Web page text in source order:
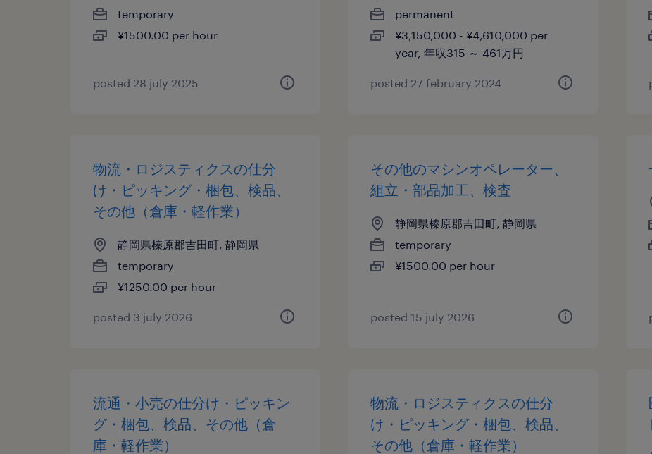
temporary
¥1500.00 per hour
posted 28 july 2025
permanent
¥3,150,000 - ¥4,610,000 per
year, 年収315 ～ 461万円
posted 27 february 2024
物流・ロジスティクスの仕分
け・ピッキング・梱包、検品、
その他（倉庫・軽作業）
静岡県榛原郡吉田町, 静岡県
temporary
¥1250.00 per hour
posted 3 july 2026
その他のマシンオペレーター、
組立・部品加工、検査
静岡県榛原郡吉田町, 静岡県
temporary
¥1500.00 per hour
posted 15 july 2026
流通・小売の仕分け・ピッキン
グ・梱包、検品、その他（倉
庫・軽作業）
物流・ロジスティクスの仕分
け・ピッキング・梱包、検品、
その他（倉庫・軽作業）